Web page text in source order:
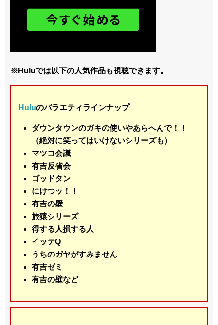
※Huluでは以下の人気作品も視聴できます。
Huluのバラエティラインナップ
ダウンタウンのガキの使いやあらへんで！！
（絶対に笑ってはいけないシリーズも）
マツコ会議
有吉反省会
ゴッドタン
にけつッ！！
有吉の壁
旅猿シリーズ
得する人損する人
イッテQ
うちのガヤがすみません
有吉ゼミ
有吉の壁など